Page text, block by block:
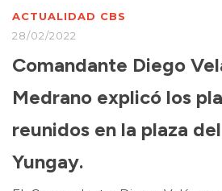
ACTUALIDAD CBS
28/02/2022
Comandante Diego
Medrano explicó los
reunidos en la plaza
Yungay.